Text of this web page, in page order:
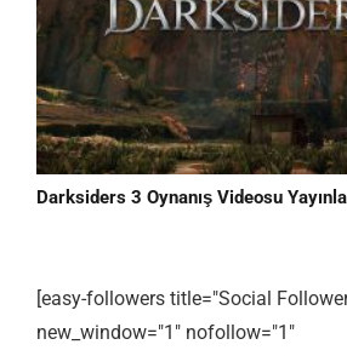
Darksiders 3 Oynanış Videosu
[easy-followers title="Social
new_window="1" nofollow="1"